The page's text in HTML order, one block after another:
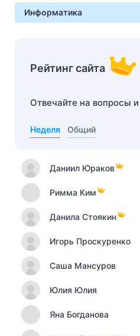
Информатика
Рейтинг сайта
Отвечайте на вопросы
Неделя Общий
Даниил Юраков
Римма Ким
Данила Стоякин
Игорь Проскуренко
Саша Мансуров
Юлия Юлия
Яна Богданова